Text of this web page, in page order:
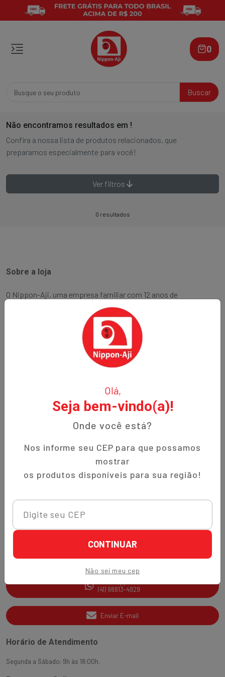
Olá,
Seja bem-vindo(a)!
Onde você está?
Nos informe seu CEP para que possamos
mostrar
os produtos disponíveis para sua região!
CONTINUAR
Não sei meu cep
Buscar
0
Não encontramos resultados em !
Confira a nossa lista de produtos relacionados, que
preparamos especialmente para você!
Ver filtros
0 resultados
Sobre a loja
O Nippon-Aji, uma empresa familiar com 12 anos de
experiência, é especializada em produtos orientais e naturais.
Fundada no bairro Bigorrilho em Curitiba, temos o
compromisso de oferecer aos nossos clientes qualidade,
preços justos e um atendimento excepcional. Descubra a
autenticidade e a tradição em cada produto!
Termos de Uso
Política de Privacidade
Trocas e Devoluções
Nippon-Aji App
Ajuda e Suporte
SAC
(41) 3538-2177
(41) 98813-4929
Enviar E-mail
Horário de Atendimento
Segunda a Sábado: 9h às 18:00h.